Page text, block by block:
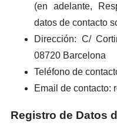
(en adelante,
datos de contacto
Dirección: C/
08720 Barcelona
Teléfono de
Email de contacto:
Registro de Datos